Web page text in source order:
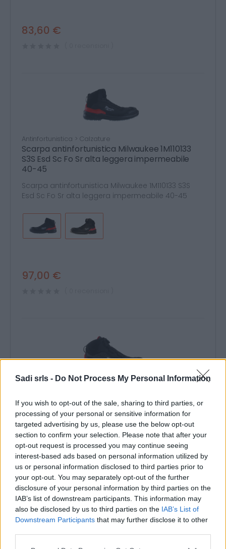
Sadi srls - Do Not Process My Personal Information
If you wish to opt-out of the sale, sharing to third parties, or
processing of your personal or sensitive information for
targeted advertising by us, please use the below opt-out
section to confirm your selection. Please note that after your
opt-out request is processed you may continue seeing
interest-based ads based on personal information utilized by
us or personal information disclosed to third parties prior to
your opt-out. You may separately opt-out of the further
disclosure of your personal information by third parties on the
IAB’s list of downstream participants. This information may
also be disclosed by us to third parties on the IAB’s List of
Downstream Participants that may further disclose it to other
83,60 €
Antinfortunistica > Calzature
Scarpa antinfortunistica Milwaukee 1M110133
S3S Esd Sc Fo Sr alta leggera impermeabile
40-45
Scarpa antinfortunistica Milwaukee 1M110133 S3S
Esd Sc Fo Sr alta leggera impermeabile 40-45
97,00 €
Scarpa antinfortunistica Milwaukee B1M110133
S1P Esd Fo Sr alta leggera traspirante 40-45
Scarpa antinfortunistica Milwaukee B1M110133 S1P
Esd Fo Sr alta leggera traspirante 40-45
120,40 €
( 0 recensioni )